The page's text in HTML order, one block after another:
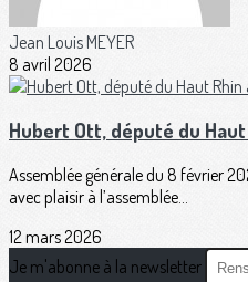
Jean Louis MEYER
8 avril 2026
Hubert Ott, député du
Assemblée générale du 8 février
avec plaisir à l’assemblée...
12 mars 2026
Je m'abonne à la newsletter